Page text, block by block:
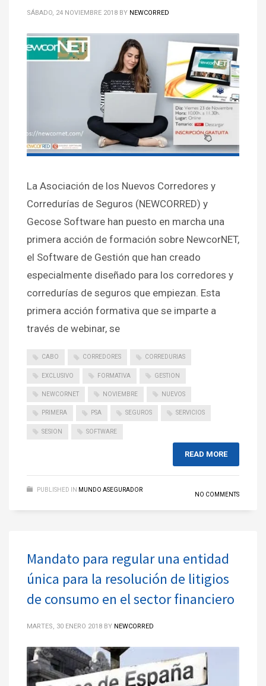
SÁBADO, 24 NOVIEMBRE 2018 BY NEWCORRED
La Asociación de los Nuevos Corredores y
Corredurías de Seguros (NEWCORRED) y
Gecose Software han puesto en marcha una
primera acción de formación sobre NewcorNET,
el Software de Gestión que han creado
especialmente diseñado para los corredores y
corredurías de seguros que empiezan. Esta
primera acción formativa que se imparte a
través de webinar, se
CABO CORREDORES CORREDURIAS
EXCLUSIVO FORMATIVA GESTION
NEWCORNET NOVIEMBRE NUEVOS
PRIMERA PSA SEGUROS SERVICIOS
SESION SOFTWARE
READ MORE
PUBLISHED IN MUNDO ASEGURADOR
NO COMMENTS
Mandato para regular una entidad
única para la resolución de litigios
de consumo en el sector financiero
MARTES, 30 ENERO 2018 BY NEWCORRED